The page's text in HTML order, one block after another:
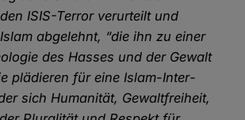
ISIS-Terror verurteilt und
abgelehnt, “die ihn zu einer
des Hasses und der Gewalt
plädieren für eine Islam-Inter­
sich Humanität, Gewalt­freiheit,